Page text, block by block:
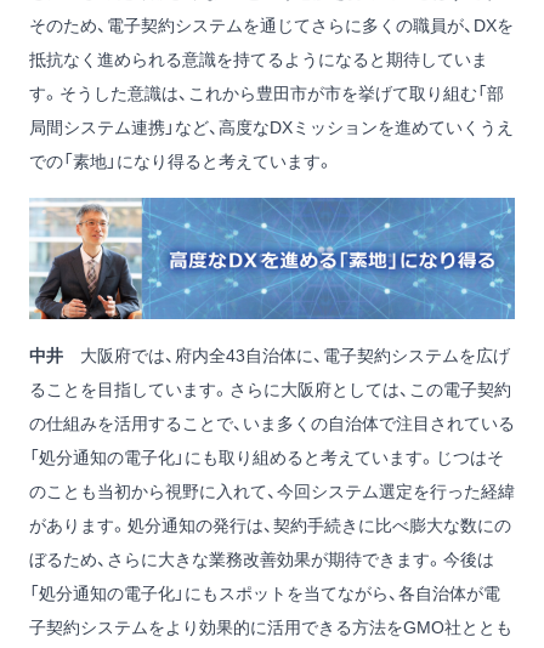
そのため、電子契約システムを通じてさらに多くの職員が、DXを
抵抗なく進められる意識を持てるようになると期待していま
す。そうした意識は、これから豊田市が市を挙げて取り組む「部
局間システム連携」など、高度なDXミッションを進めていくうえ
での「素地」になり得ると考えています。
中井 大阪府では、府内全43自治体に、電子契約システムを広げ
ることを目指しています。さらに大阪府としては、この電子契約
の仕組みを活用することで、いま多くの自治体で注目されている
「処分通知の電子化」にも取り組めると考えています。じつはそ
のことも当初から視野に入れて、今回システム選定を行った経緯
があります。処分通知の発行は、契約手続きに比べ膨大な数にの
ぼるため、さらに大きな業務改善効果が期待できます。今後は
「処分通知の電子化」にもスポットを当てながら、各自治体が電
子契約システムをより効果的に活用できる方法をGMO社ととも